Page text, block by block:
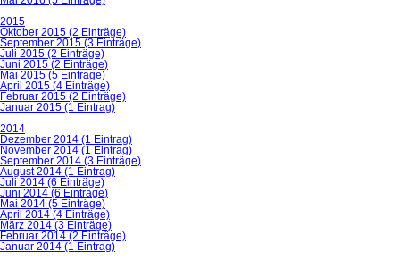
2015
Oktober 2015 (2 Einträge)
September 2015 (3 Einträge)
Juli 2015 (2 Einträge)
Juni 2015 (2 Einträge)
Mai 2015 (5 Einträge)
April 2015 (4 Einträge)
Februar 2015 (2 Einträge)
Januar 2015 (1 Eintrag)
2014
Dezember 2014 (1 Eintrag)
November 2014 (1 Eintrag)
September 2014 (3 Einträge)
August 2014 (1 Eintrag)
Juli 2014 (6 Einträge)
Juni 2014 (6 Einträge)
Mai 2014 (5 Einträge)
April 2014 (4 Einträge)
März 2014 (3 Einträge)
Februar 2014 (2 Einträge)
Januar 2014 (1 Eintrag)